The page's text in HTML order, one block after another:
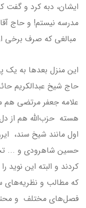
ایشان، دبه کرد و گفت
مدرسه نیستم! و حاج آقا
مبالغی که صرف برخی
این منزل بعدها به یک
حاج شیخ عبدالکریم
علامه جعفر مرتضی هم
هسته حزب‌الله هم از
اول مانند شیخ سند،
حسین شاهرودی و ...
کردند و البته این نوید
که مطالب و نظريه‌های
فصل‌هاى مختلف و